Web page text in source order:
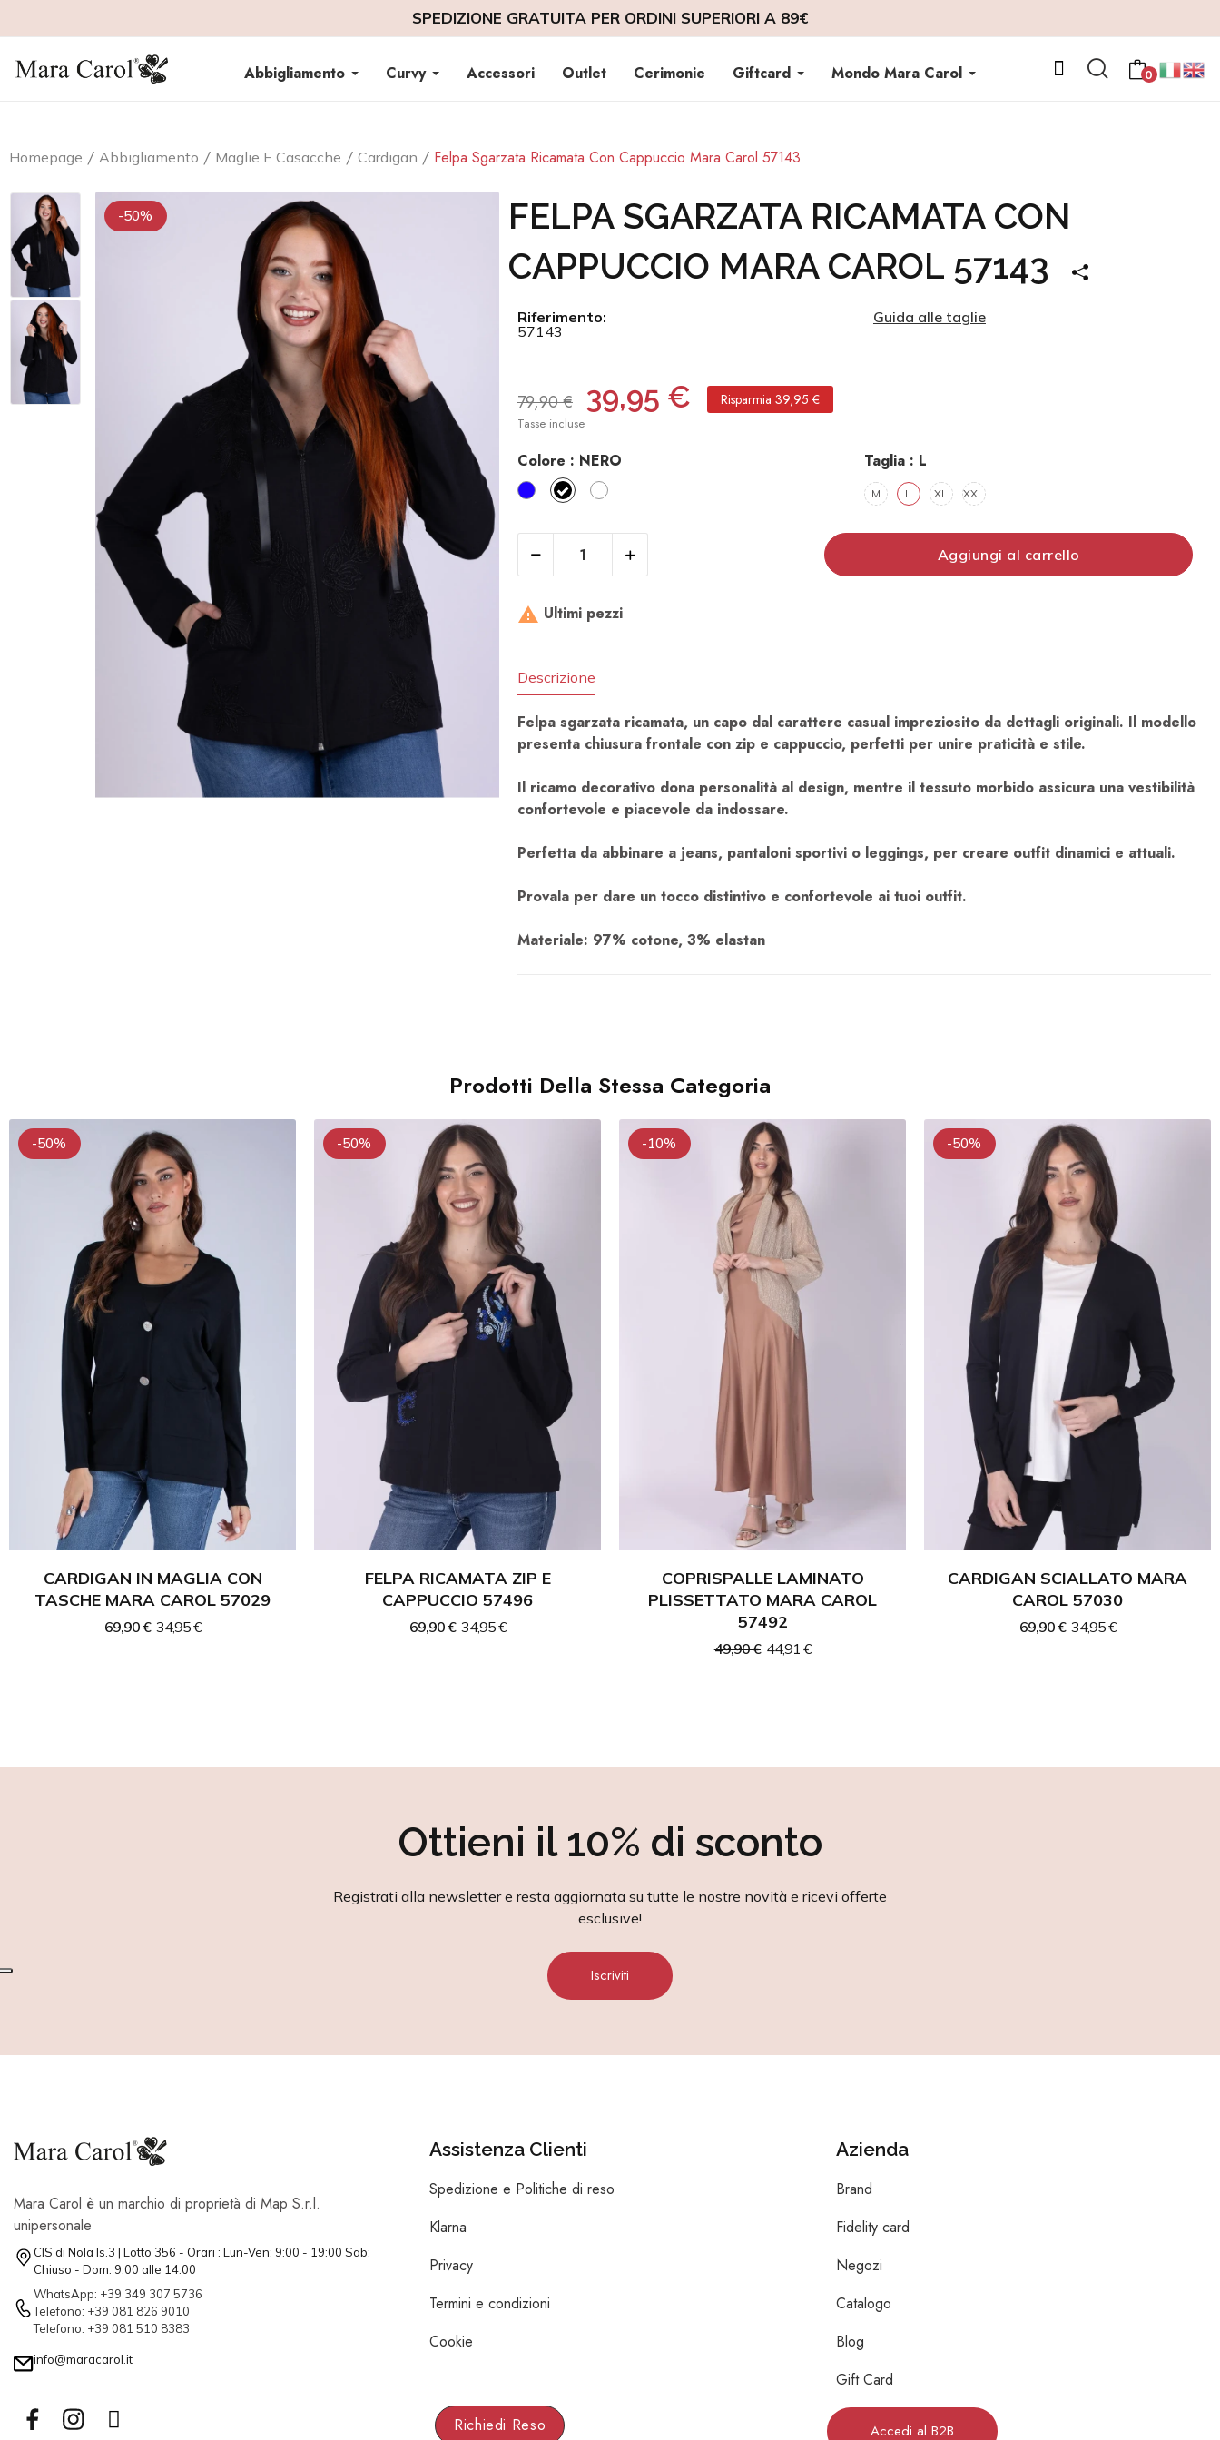
SPEDIZIONE GRATUITA PER ORDINI SUPERIORI A 89€
Abbigliamento Curvy Accessori Outlet Cerimonie Giftcard Mondo Mara Carol 0
Homepage Abbigliamento Maglie E Casacche Cardigan Felpa Sgarzata Ricamata Con Cappuccio Mara Carol 57143
-50%
FELPA SGARZATA RICAMATA CON
CAPPUCCIO MARA CAROL 57143
Riferimento:
57143
Guida alle taglie
79,90 € 39,95 € Risparmia 39,95 €
Tasse incluse
Colore : NERO
BLU​ NEROBIANCO
Taglia : L
M L XL XXL
Aggiungi al carrello
 Ultimi pezzi
Descrizione
Felpa sgarzata ricamata, un capo dal carattere casual impreziosito da dettagli originali. Il modello
presenta chiusura frontale con zip e cappuccio, perfetti per unire praticità e stile.
Il ricamo decorativo dona personalità al design, mentre il tessuto morbido assicura una vestibilità
confortevole e piacevole da indossare.
Perfetta da abbinare a jeans, pantaloni sportivi o leggings, per creare outfit dinamici e attuali.
Provala per dare un tocco distintivo e confortevole ai tuoi outfit.
Materiale: 97% cotone, 3% elastan
Prodotti Della Stessa Categoria
-50%
CARDIGAN IN MAGLIA CON
TASCHE MARA CAROL 57029
69,90 € 34,95 €
-50%
FELPA RICAMATA ZIP E
CAPPUCCIO 57496
69,90 € 34,95 €
-10%
COPRISPALLE LAMINATO
PLISSETTATO MARA CAROL
57492
49,90 € 44,91 €
-50%
CARDIGAN SCIALLATO MARA
CAROL 57030
69,90 € 34,95 €
Ottieni il 10% di sconto
Registrati alla newsletter e resta aggiornata su tutte le nostre novità e ricevi offerte
esclusive!
Iscriviti
Mara Carol è un marchio di proprietà di Map S.r.l.
unipersonale
CIS di Nola Is.3 | Lotto 356 - Orari : Lun-Ven: 9:00 - 19:00 Sab:
Chiuso - Dom: 9:00 alle 14:00
WhatsApp: +39 349 307 5736
Telefono: +39 081 826 9010
Telefono: +39 081 510 8383
info@maracarol.it
Assistenza Clienti
Spedizione e Politiche di reso
Klarna
Privacy
Termini e condizioni
Cookie
Richiedi Reso
Azienda
Brand
Fidelity card
Negozi
Catalogo
Blog
Gift Card
Accedi al B2B